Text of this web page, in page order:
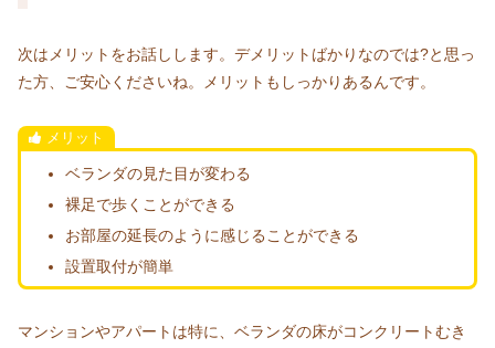
次はメリットをお話しします。デメリットばかりなのでは?と思っ
た方、ご安心くださいね。メリットもしっかりあるんです。
メリット
ベランダの見た目が変わる
裸足で歩くことができる
お部屋の延長のように感じることができる
設置取付が簡単
マンションやアパートは特に、ベランダの床がコンクリートむき